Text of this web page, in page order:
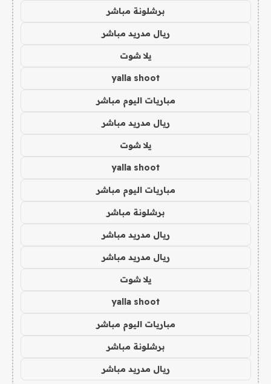
برشلونة مباشر
ريال مدريد مباشر
يلا شوت
yalla shoot
مباريات اليوم مباشر
ريال مدريد مباشر
يلا شوت
yalla shoot
مباريات اليوم مباشر
برشلونة مباشر
ريال مدريد مباشر
ريال مدريد مباشر
يلا شوت
yalla shoot
مباريات اليوم مباشر
برشلونة مباشر
ريال مدريد مباشر